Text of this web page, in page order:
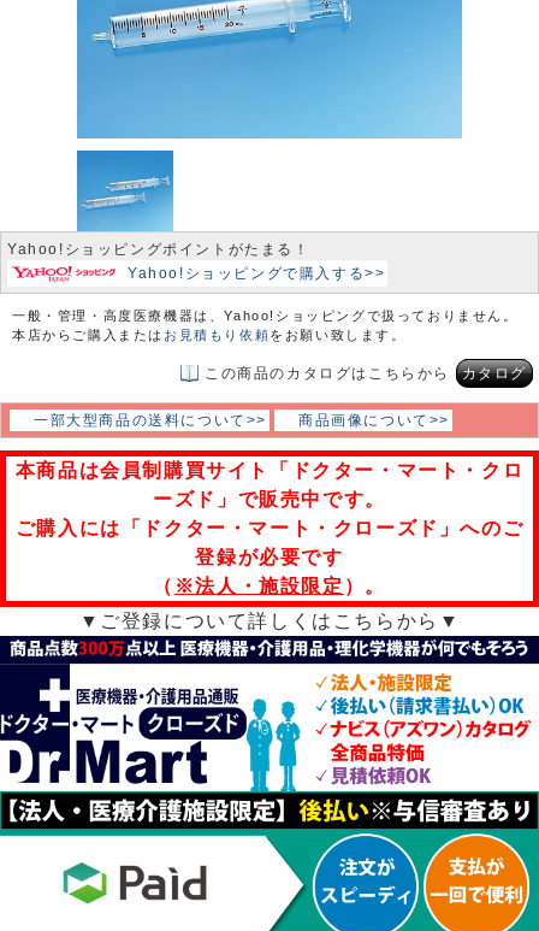
Yahoo!ショッピングポイントがたまる！
Yahoo!ショッピングで購入する>>
一般・管理・高度医療機器は、Yahoo!ショッピングで扱っておりません。
本店からご購入または お見積もり依頼をお願い致します。
この商品のカタログはこちらから カタログ
一部大型商品の送料について>> 商品画像について>>
本商品は会員制購買サイト「ドクター・マート・クロ
ーズド」で販売中です。
ご購入には「ドクター・マート・クローズド」へのご
登録が必要です
（ ※法人・施設限定 ）。
▼ご登録について詳しくはこちらから▼